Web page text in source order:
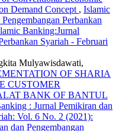
Demand Concept , Islamic
Perbankan
Banking:Jurnal
Syariah - Februari
Mulyawisdawati,
OF SHARIA
CUSTOMER
BANK OF BANTUL
: Jurnal Pemikiran dan
Vol. 6 No. 2 (2021):
dan Pengembangan